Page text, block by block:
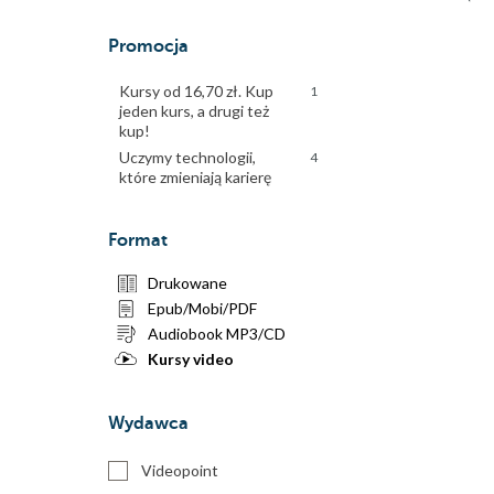
Promocja
Kursy od 16,70 zł. Kup
jeden kurs, a drugi też
kup!
1
Uczymy technologii,
które zmieniają karierę
4
Format
Drukowane
Epub/Mobi/PDF
Audiobook MP3/CD
Kursy video
Wydawca
Videopoint